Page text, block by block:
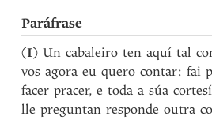
Paráfrase
(I) Un cabaleiro ten aquí tal
vos agora eu quero contar: fai
facer pracer, e toda a súa
lle preguntan responde outra